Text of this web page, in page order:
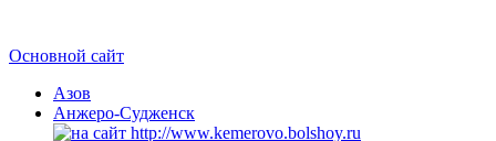
Основной сайт
Азов
Анжеро-Судженск